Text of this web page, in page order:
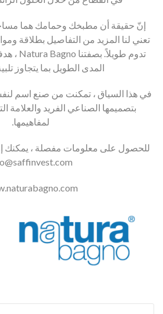
إنّ حقيقة أن مطبخك وحمامك هما
تعني لنا المزيد من التفاصيل بطلاقة
تدوم طويلاً. بصفتنا Natura Bagno ،
المدى الطويل بما يتجاوز
في هذا السياق ، تمكنت من صنع اسم
بتصميمها الصناعي الفريد والعلامة
لمفاهيمها.
للحصول على معلومات مفصلة ، يمكنك